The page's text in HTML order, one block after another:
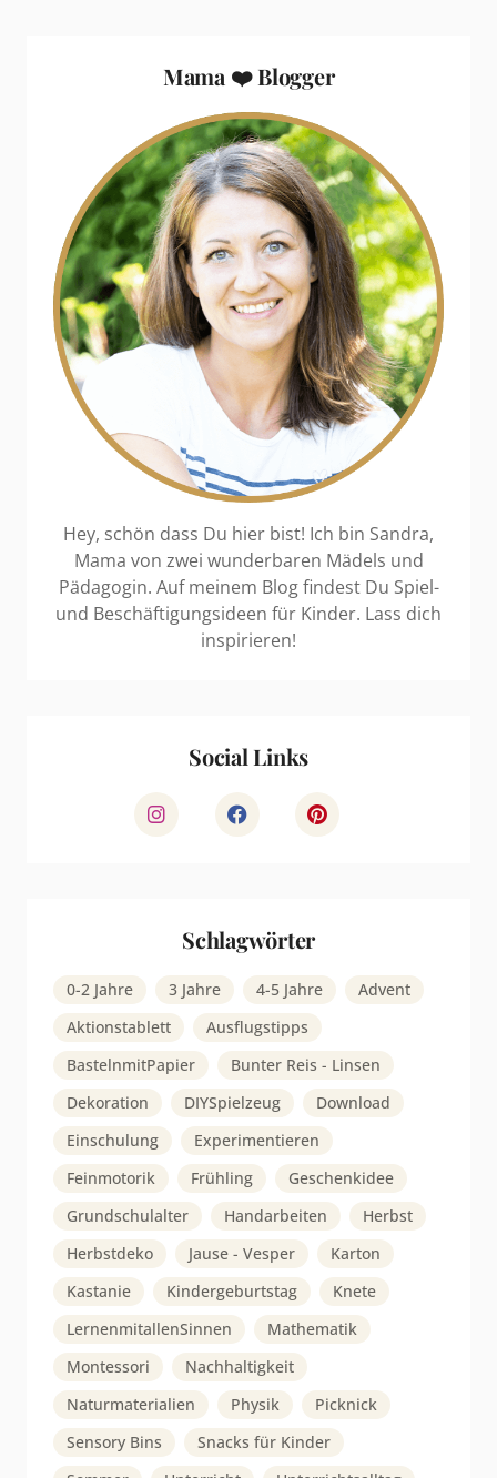
Mama ❤️ Blogger
Hey, schön dass Du hier bist! Ich bin Sandra,
Mama von zwei wunderbaren Mädels und
Pädagogin. Auf meinem Blog findest Du Spiel-
und Beschäftigungsideen für Kinder. Lass dich
inspirieren!
Social Links
Schlagwörter
0-2 Jahre 3 Jahre 4-5 Jahre
Advent
Aktionstablett
Ausflugstipps
BastelnmitPapier
Bunter Reis - Linsen
Dekoration
DIYSpielzeug
Download
Einschulung
Experimentieren
Feinmotorik
Frühling
Geschenkidee
Grundschulalter
Handarbeiten
Herbst
Herbstdeko
Jause - Vesper
Karton
Kastanie
Kindergeburtstag
Knete
LernenmitallenSinnen
Mathematik
Montessori
Nachhaltigkeit
Naturmaterialien
Physik
Picknick
Sensory Bins
Snacks für Kinder